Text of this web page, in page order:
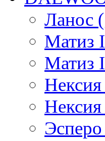
Ланос
Матиз
Матиз